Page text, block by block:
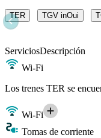
TER TGV inOui
ServiciosDescripción
Wi-Fi
Los trenes TER se
Wi-Fi
Tomas de corriente